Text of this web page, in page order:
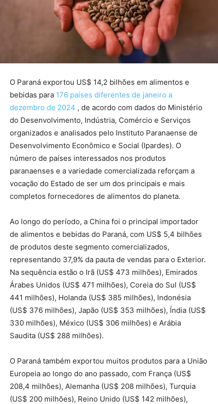
O Paraná exportou US$ 14,2 bilhões em alimentos e
bebidas para 176 países diferentes de janeiro a
dezembro de 2024 , de acordo com dados do Ministério
do Desenvolvimento, Indústria, Comércio e Serviços
organizados e analisados pelo Instituto Paranaense de
Desenvolvimento Econômico e Social (Ipardes). O
número de países interessados nos produtos
paranaenses e a variedade comercializada reforçam a
vocação do Estado de ser um dos principais e mais
completos fornecedores de alimentos do planeta.
Ao longo do período, a China foi o principal importador
de alimentos e bebidas do Paraná, com US$ 5,4 bilhões
de produtos deste segmento comercializados,
representando 37,9% da pauta de vendas para o Exterior.
Na sequência estão o Irã (US$ 473 milhões), Emirados
Árabes Unidos (US$ 471 milhões), Coreia do Sul (US$
441 milhões), Holanda (US$ 385 milhões), Indonésia
(US$ 376 milhões), Japão (US$ 353 milhões), Índia (US$
330 milhões), México (US$ 306 milhões) e Arábia
Saudita (US$ 288 milhões).
O Paraná também exportou muitos produtos para a União
Europeia ao longo do ano passado, com França (US$
208,4 milhões), Alemanha (US$ 208 milhões), Turquia
(US$ 200 milhões), Reino Unido (US$ 142 milhões),